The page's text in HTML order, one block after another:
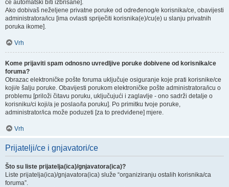
će automatski biti izbrisane].
Ako dobivaš neželjene privatne poruke od određenog/e korisnika/ce, obavijesti
administratora/icu [ima ovlasti spriječiti korisnika(e)/cu(e) u slanju privatnih
poruka ikome].
Vrh
Kome prijaviti spam odnosno uvredljive poruke dobivene od korisnika/ce
foruma?
Obrazac elektroničke pošte foruma uključuje osiguranje koje prati korisnike/ce
koji/e šalju poruke. Obavijesti porukom elektroničke pošte administratora/icu o
problemu [priloži čitavu poruku, uključujući i zaglavlje - ono sadrži detalje o
korisniku/ci koji/a je poslao/la poruku]. Po primitku tvoje poruke,
administrator/ica može poduzeti [za to predviđene] mjere.
Vrh
Prijatelji/ce i gnjavatori/ce
Što su liste prijatelja(ica)/gnjavatora(ica)?
Liste prijatelja(ica)/gnjavatora(ica) služe “organiziranju ostalih korisnika/ca
foruma”.